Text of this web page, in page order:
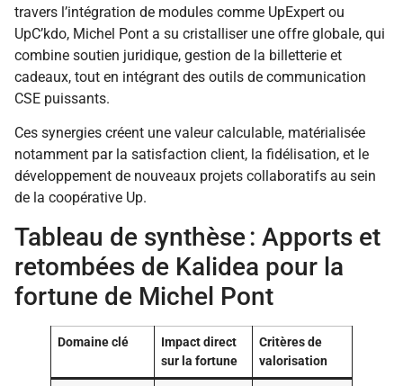
travers l’intégration de modules comme UpExpert ou
UpC’kdo, Michel Pont a su cristalliser une offre globale, qui
combine soutien juridique, gestion de la billetterie et
cadeaux, tout en intégrant des outils de communication
CSE puissants.
Ces synergies créent une valeur calculable, matérialisée
notamment par la satisfaction client, la fidélisation, et le
développement de nouveaux projets collaboratifs au sein
de la coopérative Up.
Tableau de synthèse : Apports et
retombées de Kalidea pour la
fortune de Michel Pont
Domaine clé
Impact direct
sur la fortune
Critères de
valorisation